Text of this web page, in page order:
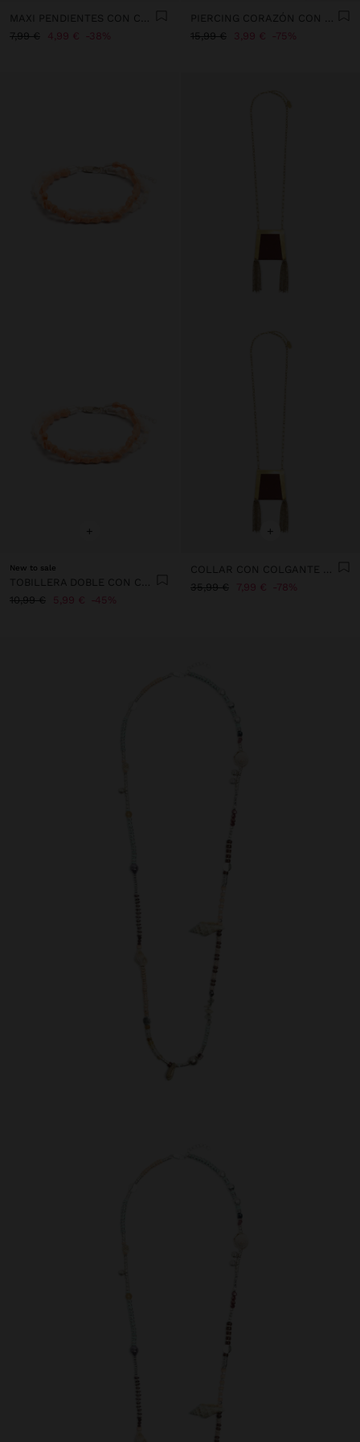
MAXI PENDIENTES CON CONCHA
7,99 €
4,99 € 38%
PIERCING CORAZÓN CON CIRCONITAS - ACERO INOXIDABLE
15,99 €
3,99 € 75%
+
New to sale
10,99 €
5,99 € 45%
+
35,99 €
7,99 € 78%